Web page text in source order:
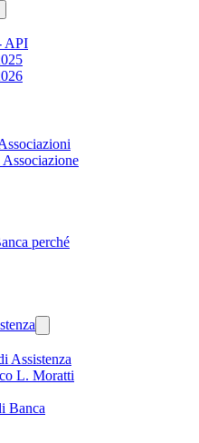
API
perché
Assistenza
L. Moratti
Banca